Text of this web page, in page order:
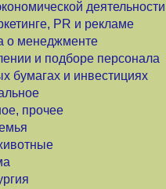
деятельности
PR и рекламе
о менеджменте
и подборе персонала
бумагах и инвестициях
прочее